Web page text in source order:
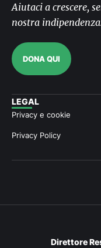
Aiutaci a crescere,
nostra
DONA QUI
LEGAL
Privacy e cookie
Privacy Policy
Direttore